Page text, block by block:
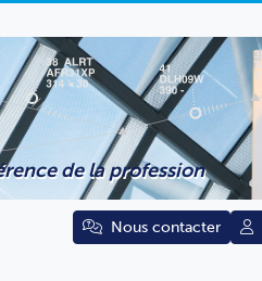
de la profession
Nous contacter